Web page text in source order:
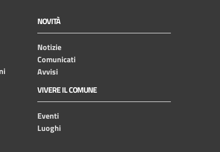
NOVITÀ
Notizie
Comunicati
Avvisi
VIVERE IL COMUNE
Eventi
Luoghi